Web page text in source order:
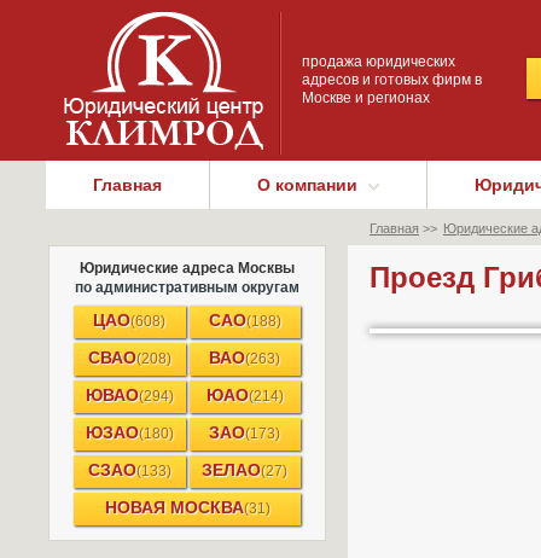
продажа юридических
адресов и готовых фирм в
Москве и регионах
Главная О компании
Юридические адреса Москвы
по административным округам
ЦАО(608) САО(188)
СВАО(208) ВАО(263)
ЮВАО(294) ЮАО(214)
ЮЗАО(180) ЗАО(173)
СЗАО(133) ЗЕЛАО(27)
НОВАЯ МОСКВА(31)
Главная >> Юридические
Проезд